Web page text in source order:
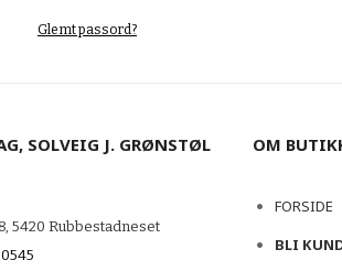
Glemt passord?
SOLVEIG J. GRØNSTØL
5420 Rubbestadneset
OM
FORSIDE
BLI